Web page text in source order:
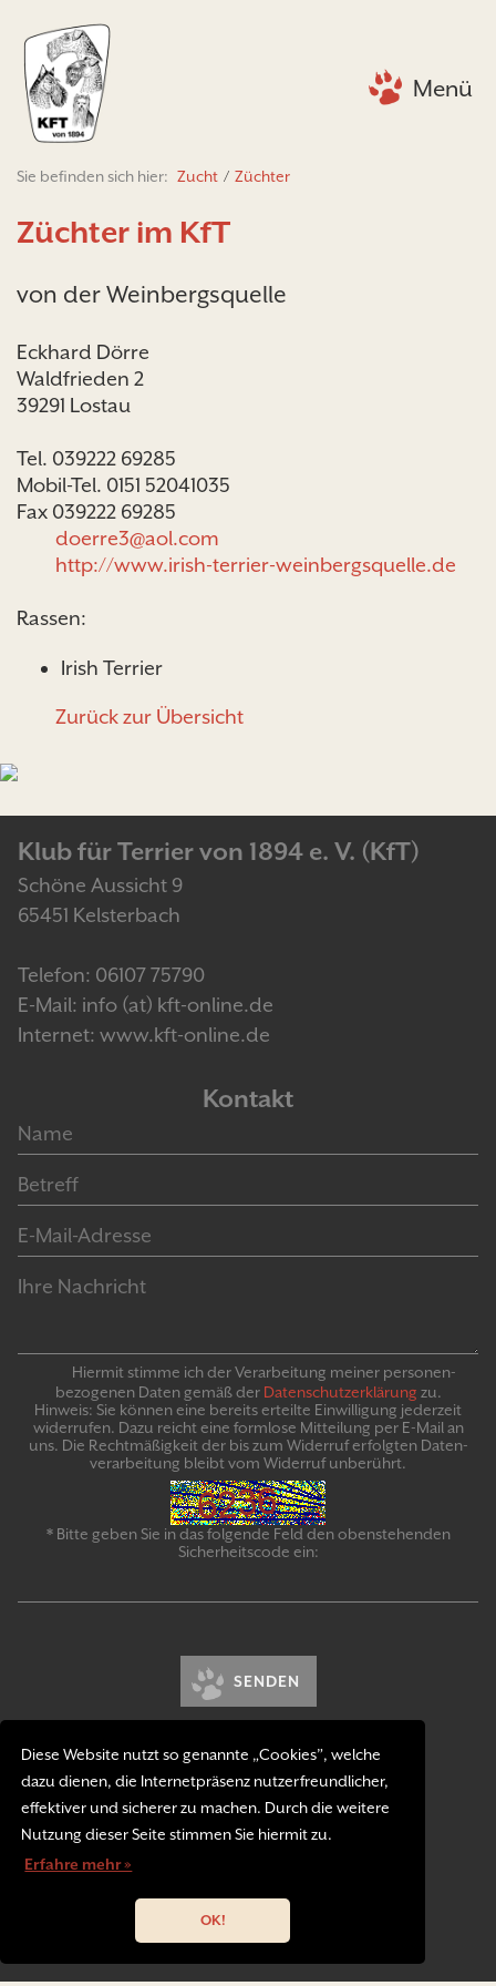
Diese Website nutzt so genannte „Cookies”, welche
dazu dienen, die Internetpräsenz nutzerfreundlicher,
effektiver und sicherer zu machen. Durch die weitere
Nutzung dieser Seite stimmen Sie hiermit zu.
Erfahre mehr »
OK!
Menü
Sie befinden sich hier: Zucht / Züchter
Züchter im KfT
von der Weinbergsquelle
Eckhard Dörre
Waldfrieden 2
39291 Lostau
Tel. 039222 69285
Mobil-Tel. 0151 52041035
Fax 039222 69285
doerre3@aol.com
http://www.irish-terrier-weinbergsquelle.de
Rassen:
Irish Terrier
Zurück zur Übersicht
Klub für Terrier von 1894 e. V. (KfT)
Schöne Aussicht 9
65451 Kelsterbach
Telefon: 06107 75790
E-Mail: info (at) kft-online.de
Internet: www.kft-online.de
Kontakt
Hiermit stimme ich der Verarbeitung meiner personen­
bezogenen Daten gemäß der Daten­schutz­er­klär­ung zu.
Hinweis: Sie können eine bereits erteilte Ein­willigung jeder­zeit
widerrufen. Dazu reicht eine formlose Mitteilung per E-Mail an
uns. Die Recht­mäßigkeit der bis zum Widerruf erfolgten Daten­
verarbeitung bleibt vom Wider­ruf un­be­rührt.
* Bitte geben Sie in das folgende Feld den obenstehenden
Sicherheitscode ein:
SENDEN
Datenschutzerklärung